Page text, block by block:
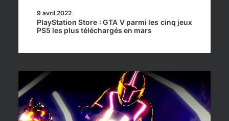
9 avril 2022
PlayStation Store : GTA V parmi les cinq jeux
PS5 les plus téléchargés en mars